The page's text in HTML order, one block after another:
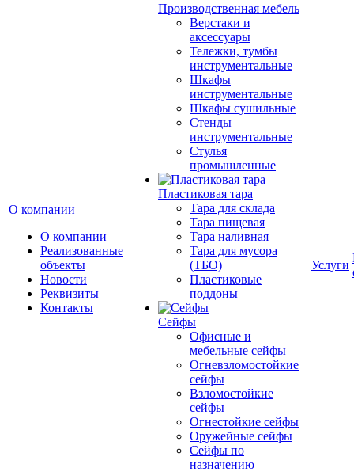
О компании
О компании
Реализованные
объекты
Новости
Реквизиты
Контакты
Производственная мебель
Верстаки и
аксессуары
Тележки, тумбы
инструментальные
Шкафы
инструментальные
Шкафы сушильные
Стенды
инструментальные
Cтулья
промышленные
Пластиковая тара
Тара для склада
Тара пищевая
Тара наливная
Тара для мусора
(ТБО)
Пластиковые
поддоны
Сейфы
Офисные и
мебельные сейфы
Огневзломостойкие
сейфы
Взломостойкие
сейфы
Огнестойкие сейфы
Оружейные сейфы
Сейфы по
назначению
Услуги